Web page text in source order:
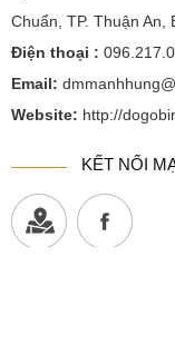
Chuẩn, TP. Thuận An,
Điện thoại :
Email:
Website: http://
KẾT NỐI